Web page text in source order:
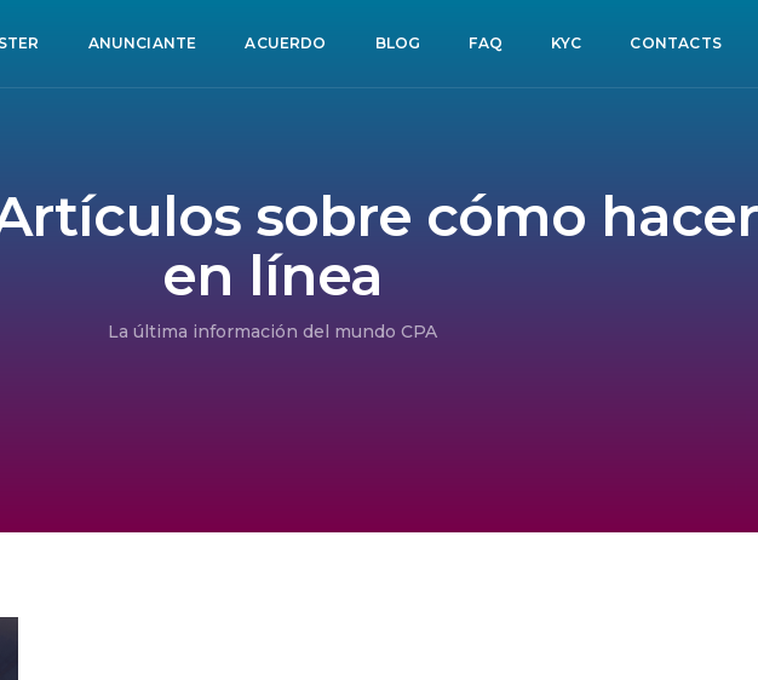
ANUNCIANTE ACUERDO BLOG FAQ KYC CONTACTS
sobre cómo
en línea
La última información del mundo CPA